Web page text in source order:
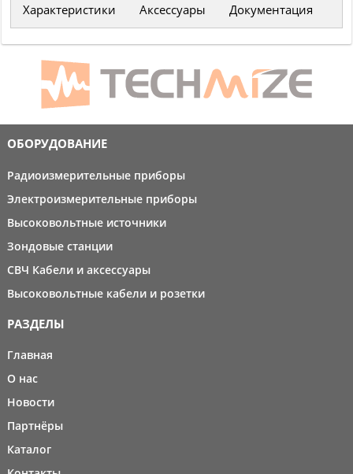
Характеристики Аксессуары Документация
ОБОРУДОВАНИЕ
Радиоизмерительные приборы
Электроизмерительные приборы
Высоковольтные источники
Зондовые станции
СВЧ Кабели и аксессуары
Высоковольтные кабели и розетки
РАЗДЕЛЫ
Главная
О нас
Новости
Партнёры
Каталог